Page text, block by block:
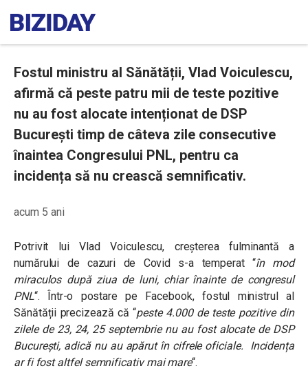
Fostul ministru al Sănătății, Vlad Voiculescu,
afirmă că peste patru mii de teste pozitive
nu au fost alocate intenționat de DSP
București timp de câteva zile consecutive
înaintea Congresului PNL, pentru ca
incidența să nu crească semnificativ.
acum 5 ani
Potrivit lui Vlad Voiculescu, creșterea fulminantă a
numărului de cazuri de Covid s-a temperat “în mod
miraculos după ziua de luni, chiar înainte de congresul
PNL“. Într-o postare pe Facebook, fostul ministrul al
Sănătății precizează că “peste 4.000 de teste pozitive din
zilele de 23, 24, 25 septembrie nu au fost alocate de DSP
București, adică nu au apărut în cifrele oficiale. Incidența
ar fi fost altfel semnificativ mai mare“.